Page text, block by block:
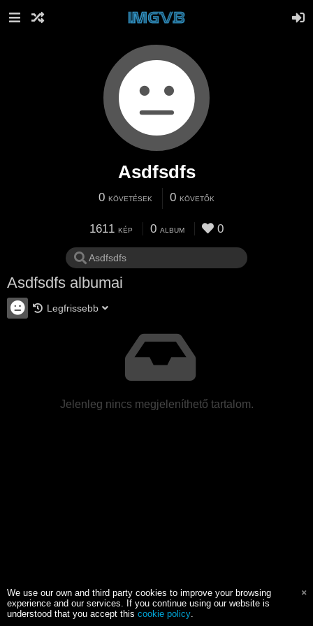
Asdfsdfs
0 KÖVETÉSEK 0 KÖVETŐK
1611 KÉP 0 ALBUM 0
Asdfsdfs albumai
Legfrissebb
Jelenleg nincs megjeleníthető tartalom.
We use our own and third party cookies to improve your browsing
experience and our services. If you continue using our website is
understood that you accept this cookie policy.